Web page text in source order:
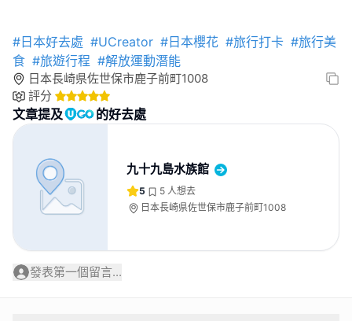
#日本好去處 #UCreator #日本櫻花 #旅行打卡 #旅行美
食 #旅遊行程 #解放運動潛能
日本長崎県佐世保市鹿子前町1008
評分
文章提及 的好去處
九十九島水族館
5 5 人想去
日本長崎県佐世保市鹿子前町1008
發表第一個留言...